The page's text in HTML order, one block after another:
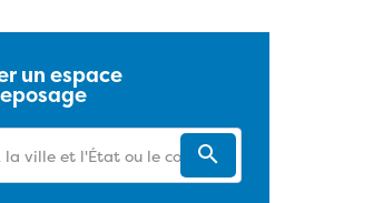
un espace